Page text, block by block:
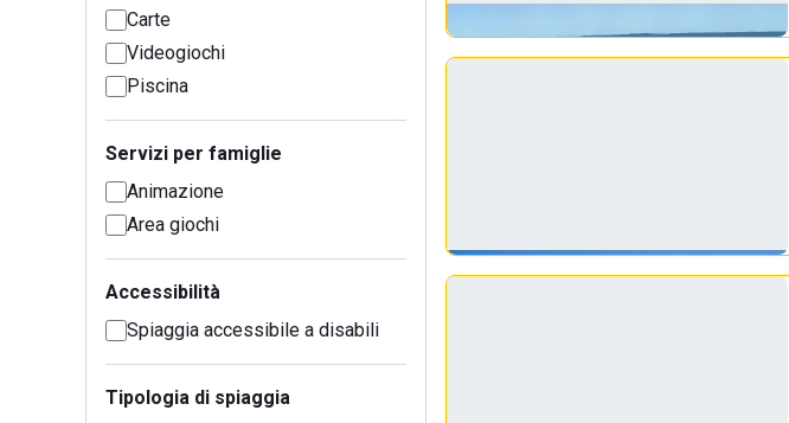
Carte
Videogiochi
Piscina
Servizi per famiglie
Animazione
Area giochi
Accessibilità
Spiaggia accessibile a disabili
Tipologia di spiaggia